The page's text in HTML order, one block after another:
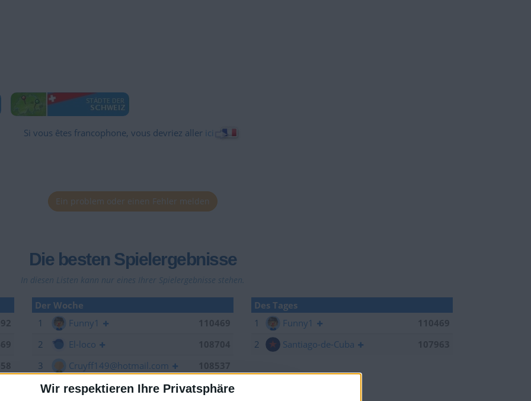
Wir respektieren Ihre Privatsphäre
Si vous êtes francophone, vous devriez aller ici
Ein problem oder einen Fehler melden
Die besten Spielergebnisse
In diesen Listen kann nur eines Ihrer Spielergebnisse stehen.
Der Woche
1
Funny1
110469
2
El-loco
3
Cruyff149@hotmail.com
4
KXM aus der Oberpfalz
108523
Des Tages
1
Funny1
110469
2
Santiago-de-Cuba